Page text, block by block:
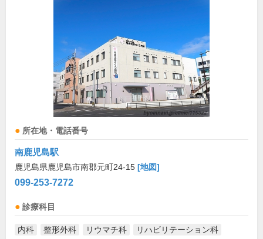
所在地・電話番号
南鹿児島駅
鹿児島県鹿児島市南郡元町24-15 [地図]
099-253-7272
診療科目
内科 整形外科 リウマチ科 リハビリテーション科